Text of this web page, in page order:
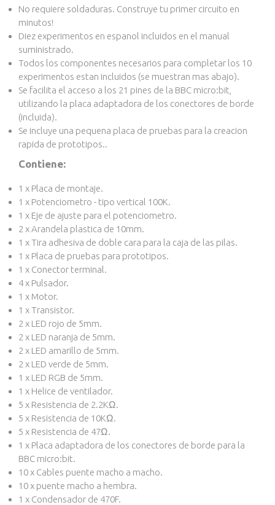
No requiere soldaduras. Construye tu primer circuito en
minutos!
Diez experimentos en espanol incluidos en el manual
suministrado.
Todos los componentes necesarios para completar los 10
experimentos estan incluidos (se muestran mas abajo).
Se facilita el acceso a los 21 pines de la BBC micro:bit,
utilizando la placa adaptadora de los conectores de borde
(incluida).
Se incluye una pequena placa de pruebas para la creacion
rapida de prototipos..
Contiene:
1 x Placa de montaje.
1 x Potenciometro - tipo vertical 100K.
1 x Eje de ajuste para el potenciometro.
2 x Arandela plastica de 10mm.
1 x Tira adhesiva de doble cara para la caja de las pilas.
1 x Placa de pruebas para prototipos.
1 x Conector terminal.
4 x Pulsador.
1 x Motor.
1 xTransistor.
2 x LED rojo de 5mm.
2 x LED naranja de 5mm.
2 x LED amarillo de 5mm.
2 x LED verde de 5mm.
1 x LED RGB de 5mm.
1 x Helice de ventilador.
5 x Resistencia de 2.2KΩ.
5 x Resistencia de 10KΩ.
5 x Resistencia de 47Ω.
1 x Placa adaptadora de los conectores de borde para la
BBC micro:bit.
10 x Cables puente macho a macho.
10 x puente macho a hembra.
1 x Condensador de 470F.